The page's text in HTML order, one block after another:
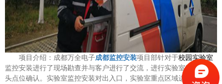
项目介绍：成都万全电子成都监控安装项目部针对于校园实验室
监控安装进行了现场勘查并与客户进行了交流，进行实验室监控摄像
头点位确认。实验室监控安装对出入口，实验室重点区域进行全方位